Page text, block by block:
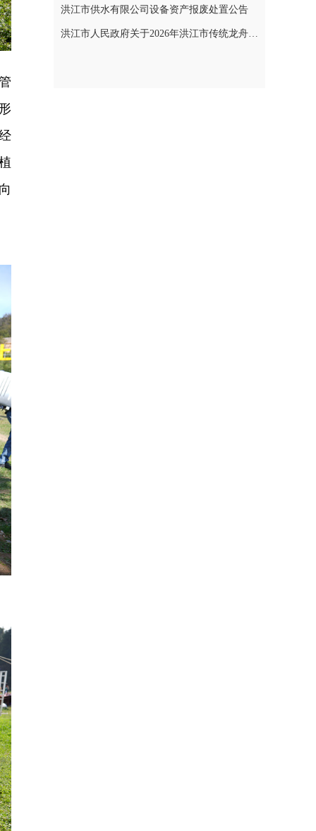
洪江市供水有限公司设备资产报废处置公告
洪江市人民政府关于2026年洪江市传统龙舟赛活动期间临时管制无人机等“低慢小”航空器的通告